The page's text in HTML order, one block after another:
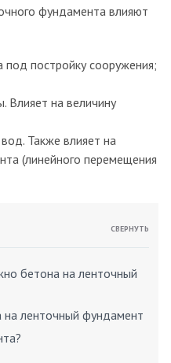
фундамента влияют
под постройку сооружения;
Влияет на величину
Также влияет на
(линейного перемещения
СВЕРНУТЬ
бетона на ленточный
на ленточный фундамент